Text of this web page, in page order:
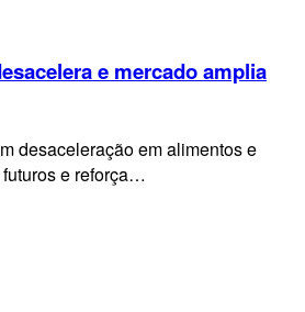
e mercado amplia
desaceleração em alimentos e
e reforça…